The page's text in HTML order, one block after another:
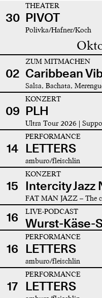
30
THEATER
PIVOT
Polivka/Hafner/Koch
02
ZUM MITMACHEN
Caribbean
Salsa, Bachata,
09
KONZERT
PLH
Ultra Tour 2026 |
14
PERFORMANCE
LETTERS
amburo/fleischlin
15
KONZERT
Intercity Jazz
FAT MAN JAZZ – The
16 LIVE-PODCAST
Wurst-Käse-
16
PERFORMANCE
LETTERS
amburo/fleischlin
17
PERFORMANCE
LETTERS